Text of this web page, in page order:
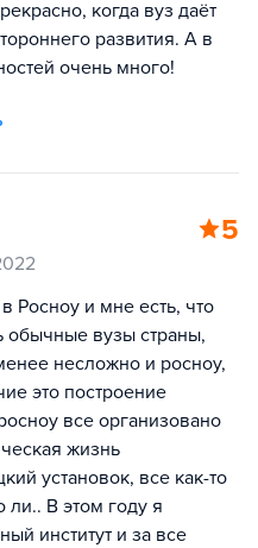
когда вуз даёт
развития. А в
очень много!
5
Росноу и мне есть, что
обычные вузы страны,
несложно и росноу,
это построение
все организовано
жизнь
установок, все как-то
В этом году я
институт и за все